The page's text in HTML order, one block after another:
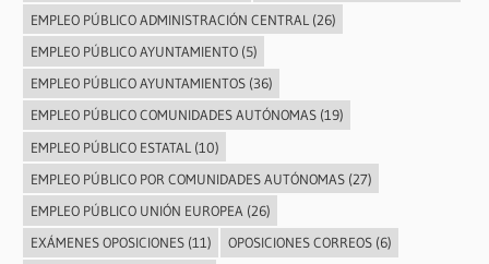
EMPLEO PÚBLICO ADMINISTRACIÓN CENTRAL (26)
EMPLEO PÚBLICO AYUNTAMIENTO(5)
EMPLEO PÚBLICO AYUNTAMIENTOS(36)
EMPLEO PÚBLICO COMUNIDADES AUTÓNOMAS(19)
EMPLEO PÚBLICO ESTATAL (10)
EMPLEO PÚBLICO POR COMUNIDADES AUTÓNOMAS(27)
EMPLEO PÚBLICO UNIÓN EUROPEA (26)
EXÁMENES OPOSICIONES(11) OPOSICIONES CORREOS(6)